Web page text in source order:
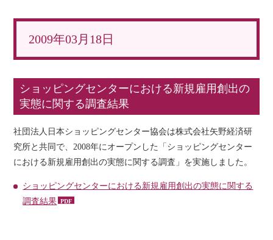
2009年03月18日
ショッピングセンターにおける新規雇用創出の
実態に関する調査結果
社団法人日本ショッピングセンター協会は株式会社矢野経済研
究所と共同で、2008年にオープンした「ショッピングセンター
における新規雇用創出の実態に関する調査」を実施しました。
ショッピングセンターにおける新規雇用創出の実態に関する
調査結果